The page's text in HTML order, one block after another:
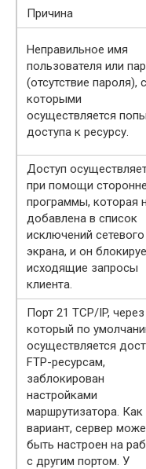
Причина
Неправильное имя
пользователя или
(отсутствие пароля), с
которыми
осуществляется
доступа к ресурсу.
Доступ
при помощи
программы, которая
добавлена в список
исключений сетевого
экрана, и он
исходящие запросы
клиента.
Порт 21 TCP/IP, через
который по
осуществляется
FTP-ресурсам,
заблокирован
настройками
маршрутизатора. Как
вариант, сервер
быть настроен на
с другим портом. У